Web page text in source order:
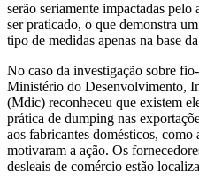
serão seriamente impactadas
ser praticado, o que demonstra
tipo de medidas apenas na base
No caso da investigação sobre
Ministério do Desenvolvimento,
(Mdic) reconheceu que existem
prática de dumping nas
aos fabricantes domésticos,
motivaram a ação. Os
desleais de comércio estão